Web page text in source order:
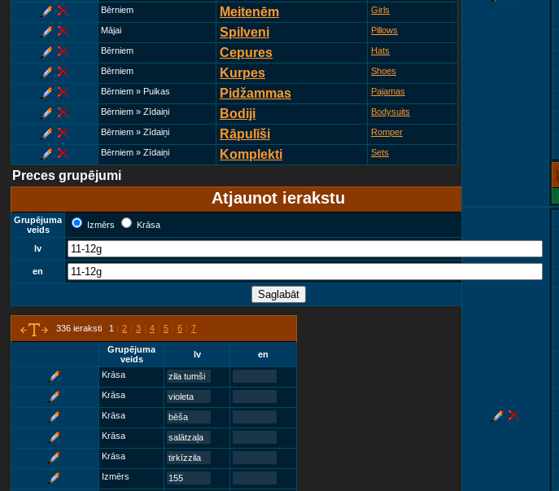
Bērniem Meitenēm Girls
Mājai Spilveni Pillows
Bērniem Cepures Hats
Bērniem Kurpes Shoes
Bērniem » Puikas Pidžammas Pajamas
Bērniem » Zīdaiņi Bodiji Bodysuits
Bērniem » Zīdaiņi Rāpulīši Romper
Bērniem » Zīdaiņi Komplekti Sets
Preces grupējumi
Atjaunot ierakstu
Grupējuma
veids
Izmērs Krāsa
lv
en
336 ieraksti 1 | 2 | 3 | 4 | 5 | 6 | 7
Grupējuma
veids
lv en
Krāsa
zila tumši
Krāsa
violeta
Krāsa
bēša
Krāsa
salātzaļa
Krāsa
tirkīzzila
Izmērs
155